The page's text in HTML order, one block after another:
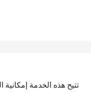
تتيح هذه الخدمة